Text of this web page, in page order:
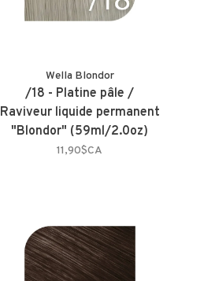
Wella Blondor
/18 - Platine pâle /
Raviveur liquide permanent
"Blondor" (59ml/2.0oz)
11,90$CA